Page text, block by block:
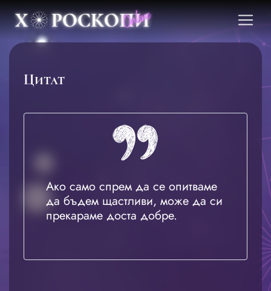
Цитат
Ако само спрем да се опитваме
да бъдем щастливи, може да си
прекараме доста добре.